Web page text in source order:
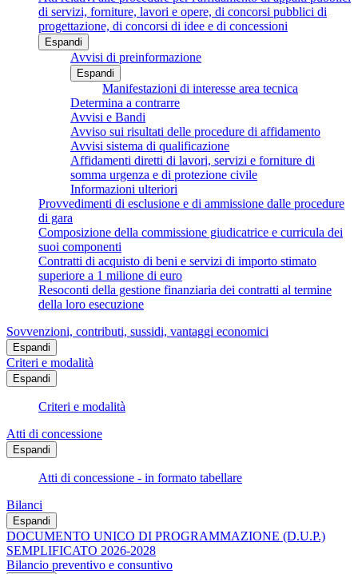
di servizi, forniture, lavori e opere, di concorsi pubblici di
progettazione, di concorsi di idee e di concessioni
Espandi
Avvisi di preinformazione
Espandi
Manifestazioni di interesse area tecnica
Determina a contrarre
Avvisi e Bandi
Avviso sui risultati delle procedure di affidamento
Avvisi sistema di qualificazione
Affidamenti diretti di lavori, servizi e forniture di
somma urgenza e di protezione civile
Informazioni ulteriori
Provvedimenti di esclusione e di ammissione dalle procedure
di gara
Composizione della commissione giudicatrice e curricula dei
suoi componenti
Contratti di acquisto di beni e servizi di importo stimato
superiore a 1 milione di euro
Resoconti della gestione finanziaria dei contratti al termine
della loro esecuzione
Sovvenzioni, contributi, sussidi, vantaggi economici
Espandi
Criteri e modalità
Espandi
Criteri e modalità
Atti di concessione
Espandi
Atti di concessione - in formato tabellare
Bilanci
Espandi
DOCUMENTO UNICO DI PROGRAMMAZIONE (D.U.P.)
SEMPLIFICATO 2026-2028
Bilancio preventivo e consuntivo